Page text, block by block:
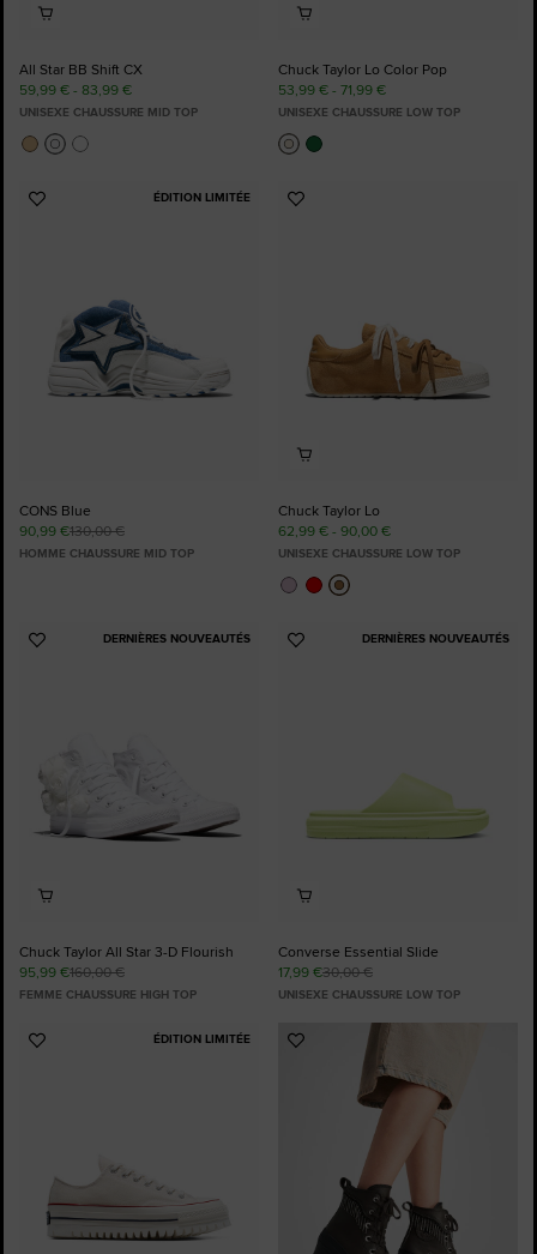
All Star BB Shift CX
59,99 € - 83,99 €
UNISEXE CHAUSSURE MID TOP
Chuck Taylor Lo Color Pop
53,99 € - 71,99 €
UNISEXE CHAUSSURE LOW TOP
ÉDITION LIMITÉE
Ajouter
CONS Blue
90,99 €130,00 €
HOMME CHAUSSURE MID TOP
Ajouter
Chuck Taylor Lo
62,99 € - 90,00 €
UNISEXE CHAUSSURE LOW TOP
DERNIÈRES NOUVEAUTÉS
Ajouter
Chuck Taylor All Star 3-D Flourish
95,99 €160,00 €
FEMME CHAUSSURE HIGH TOP
DERNIÈRES NOUVEAUTÉS
Ajouter
Converse Essential Slide
17,99 €30,00 €
UNISEXE CHAUSSURE LOW TOP
ÉDITION LIMITÉE
Ajouter
Ajouter